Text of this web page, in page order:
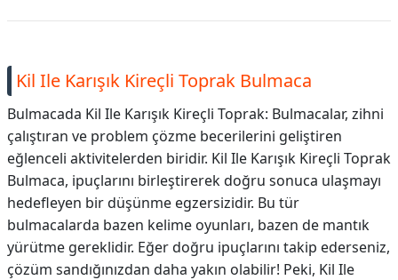
Kil Ile Karışık Kireçli Toprak Bulmaca
Bulmacada Kil Ile Karışık Kireçli Toprak: Bulmacalar, zihni
çalıştıran ve problem çözme becerilerini geliştiren
eğlenceli aktivitelerden biridir. Kil Ile Karışık Kireçli Toprak
Bulmaca, ipuçlarını birleştirerek doğru sonuca ulaşmayı
hedefleyen bir düşünme egzersizidir. Bu tür
bulmacalarda bazen kelime oyunları, bazen de mantık
yürütme gereklidir. Eğer doğru ipuçlarını takip ederseniz,
çözüm sandığınızdan daha yakın olabilir! Peki, Kil Ile